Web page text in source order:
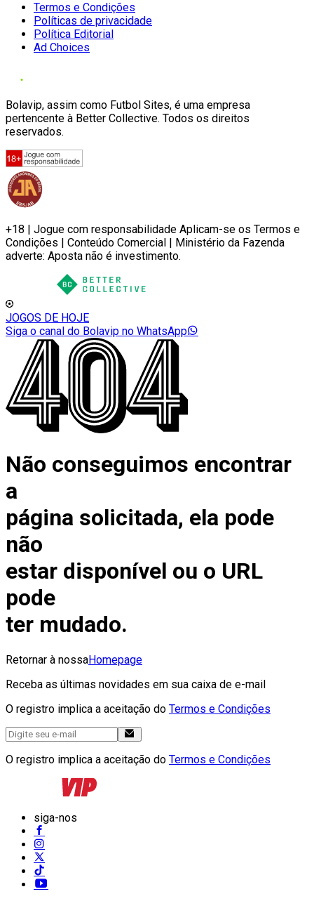
Termos e Condições
Políticas de privacidade
Política Editorial
Ad Choices
Bolavip, assim como Futbol Sites, é uma empresa
pertencente à Better Collective. Todos os direitos
reservados.
+18 | Jogue com responsabilidade Aplicam-se os Termos e
Condições | Conteúdo Comercial | Ministério da Fazenda
adverte: Aposta não é investimento.
JOGOS DE HOJE
Siga o canal do Bolavip no WhatsApp
Não conseguimos encontrar
a
página solicitada, ela pode
não
estar disponível ou o URL
pode
ter mudado.
Retornar à nossaHomepage
Receba as últimas novidades em sua caixa de e-mail
O registro implica a aceitação do Termos e Condições
O registro implica a aceitação do Termos e Condições
siga-nos